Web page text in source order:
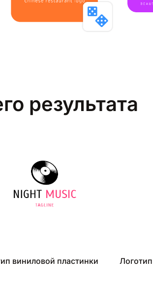
результата
виниловой пластинки